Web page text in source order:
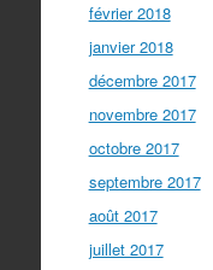
février 2018
janvier 2018
décembre 2017
novembre 2017
octobre 2017
septembre 2017
août 2017
juillet 2017